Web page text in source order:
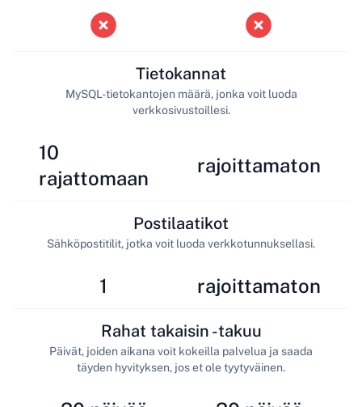
10
rajattomaan
Tietokannat
MySQL-tietokantojen määrä, jonka voit luoda
verkkosivustoillesi.
rajoittamaton
1
Postilaatikot
Sähköpostitilit, jotka voit luoda verkkotunnuksellasi.
rajoittamaton
Rahat takaisin -takuu
Päivät, joiden aikana voit kokeilla palvelua ja saada
täyden hyvityksen, jos et ole tyytyväinen.